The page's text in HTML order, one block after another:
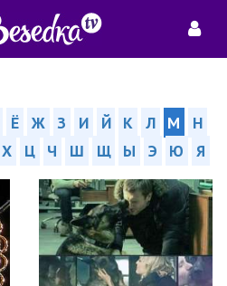
Ё Ж З И Й К Л М
Н
Х Ц Ч Ш Щ Ы Э Ю Я